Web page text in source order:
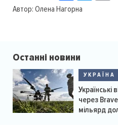
Автор: Олена Нагорна
Останні новини
УКРАЇНА
Українські
через
мільярд